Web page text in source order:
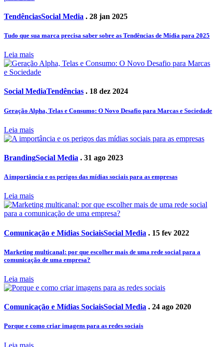
TendênciasSocial Media . 28 jan 2025
Tudo que sua marca precisa saber sobre as Tendências de Mídia para 2025
Leia mais
Social MediaTendências . 18 dez 2024
Geração Alpha, Telas e Consumo: O Novo Desafio para Marcas e Sociedade
Leia mais
BrandingSocial Media . 31 ago 2023
A importância e os perigos das mídias sociais para as empresas
Leia mais
Comunicação e Mídias SociaisSocial Media . 15 fev 2022
Marketing multicanal: por que escolher mais de uma rede social para a
comunicação de uma empresa?
Leia mais
Comunicação e Mídias SociaisSocial Media . 24 ago 2020
Porque e como criar imagens para as redes sociais
Leia mais